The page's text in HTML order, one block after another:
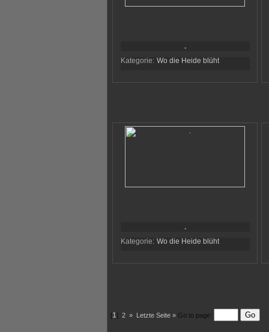
.
Kategorie: Wo die Heide blüht
.
Kategorie: Wo die Heide blüht
[1] 2 » Letzte Seite » Go to page: